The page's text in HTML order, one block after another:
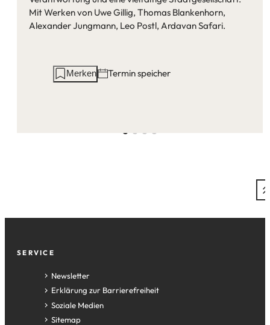
Mit Werken von Uwe Gillig, Thomas Blankenhorn,
Alexander Jungmann, Leo Postl, Ardavan Safari.
Aktionen
Merken Termin speichern
Fußzeile
SERVICE
Newsletter
Erklärung zur Barrierefreiheit
Soziale Medien
Sitemap